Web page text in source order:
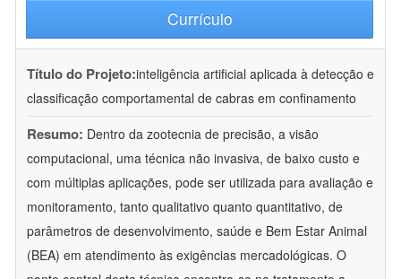
Currículo
Título do Projeto:inteligência artificial aplicada à detecção e
classificação comportamental de cabras em confinamento
Resumo: Dentro da zootecnia de precisão, a visão
computacional, uma técnica não invasiva, de baixo custo e
com múltiplas aplicações, pode ser utilizada para avaliação e
monitoramento, tanto qualitativo quanto quantitativo, de
parâmetros de desenvolvimento, saúde e Bem Estar Animal
(BEA) em atendimento às exigências mercadológicas. O